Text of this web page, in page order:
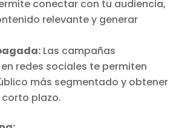
conectar con tu audiencia,
relevante y generar
Las campañas
redes sociales te permiten
más segmentado y obtener
plazo.